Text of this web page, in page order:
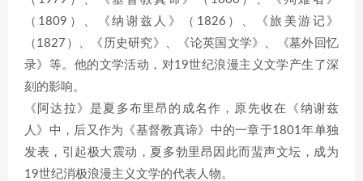
（1809）、《纳谢兹人》（1826）、《旅美游记》
（1827）、《历史研究》、《论英国文学》、《墓外回忆
录》等。他的文学活动，对19世纪浪漫主义文学产生了深
刻的影响。
《阿达拉》是夏多布里昂的成名作，原先收在《纳谢兹
人》中，后又作为《基督教真谛》中的一章于1801年单独
发表，引起极大震动，夏多勃里昂因此而蜚声文坛，成为
19世纪消极浪漫主义文学的代表人物。